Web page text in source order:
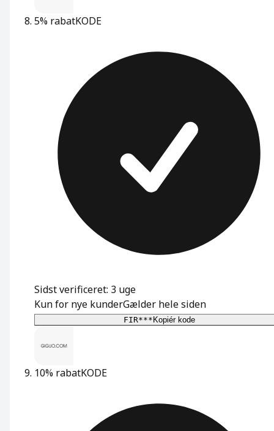
5% rabatKODE
Sidst verificeret: 3 uge
Kun for nye kunderGælder hele siden
FIR***Kopiér kode
10% rabatKODE